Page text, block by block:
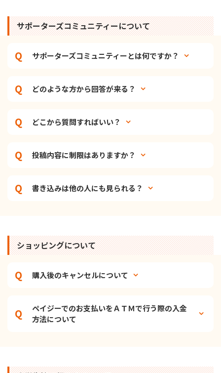
サポーターズコミュニティーについて
サポーターズコミュニティーとは何ですか？
どのような方から回答が来る？
どこから質問すればいい？
投稿内容に制限はありますか？
書き込みは他の人にも見られる？
ショッピングについて
購入後のキャンセルについて
ペイジーでのお支払いをＡＴＭで行う際の入金
方法について